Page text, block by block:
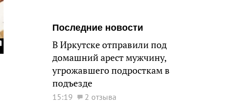
Последние новости
В Иркутске отправили под
домашний арест мужчину,
угрожавшего подросткам в
подъезде
15:19 2 отзыва